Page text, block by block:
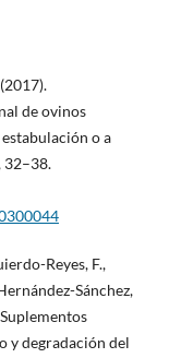
de ovinos
o a
32–38.
Reyes, F.,
Sánchez,
y degradación del